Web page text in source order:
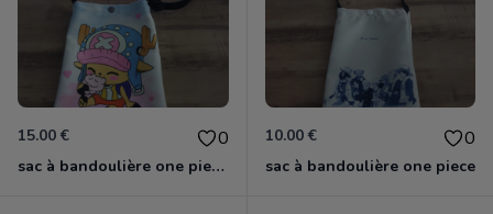
15.00 € 0
sac à bandoulière one piece chopper
10.00 € 0
sac à bandoulière one piece